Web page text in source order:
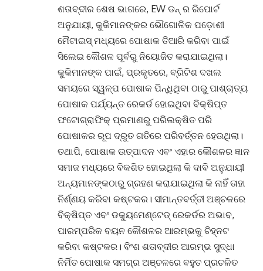
ଶତାବ୍ଦୀର ଶେଷ ଭାଗରେ, EW ଡନ୍ ର ରିପୋର୍ଟ
ଅନୁଯାୟୀ, କୁକିମାନଙ୍କର ଭୌଗୋଳିକ ପଡ଼ୋଶୀ
ମୈଟାଇସ୍ ମଧ୍ୟରେ ପୋଷାକ ତିଆରି କରିବା ପାଇଁ
ସିଲେଇ କୌଶଳ ପୂର୍ବରୁ ନିୟୋଜିତ କରାଯାଇଥିଲା।
କୁକିମାନଙ୍କ ପାଇଁ, ପ୍ରକୃତରେ, ବ୍ରିଟିଶ ଦଖଲ
ସମୟରେ ସ୍ୱଳ୍ପ ପୋଷାକ ପିନ୍ଧିଥିବା ଠାରୁ ପାଶ୍ଚାତ୍ୟ
ପୋଷାକ ପର୍ଯ୍ୟନ୍ତ ରେକର୍ଡ ହୋଇଥିବା ବିକ୍ଷିପ୍ତ
ଫଟୋଗ୍ରାଫିକ୍ ପ୍ରମାଣରୁ ପରିଲକ୍ଷିତ ପରି
ପୋଷାକର ରୂପ ଦ୍ରୁତ ଗତିରେ ପରିବର୍ତ୍ତନ ହେଉଥିଲା।
ତଥାପି, ପୋଷାକ ଉତ୍ପାଦନ ଏବଂ ଏହାର କୌଶଳର ଜ୍ଞାନ
ସମାଜ ମଧ୍ୟରେ ବିକଶିତ ହୋଇଥିଲା କି ଦାବି ଅନୁଯାୟୀ
ଅନ୍ୟମାନଙ୍କଠାରୁ ଗ୍ରହଣ କରାଯାଇଥିଲା କି ନାହିଁ ତାହା
ନିର୍ଣ୍ଣୟ କରିବା କଷ୍ଟକର। ସୀମାନ୍ତବର୍ତ୍ତୀ ଅଞ୍ଚଳରେ
ବିକ୍ଷିପ୍ତ ଏବଂ ଡକ୍ୟୁମେଣ୍ଟେଡ୍ ରେକର୍ଡର ଅଭାବ,
ପାରମ୍ପରିକ ବୟନ କୌଶଳର ଆରମ୍ଭକୁ ଚିହ୍ନଟ
କରିବା କଷ୍ଟକର। ବିଂଶ ଶତାବ୍ଦୀର ଆରମ୍ଭ ସୁଦ୍ଧା
ନିର୍ମିତ ପୋଷାକ ସମଗ୍ର ଅଞ୍ଚଳରେ ବହୁତ ପ୍ରଚଳିତ